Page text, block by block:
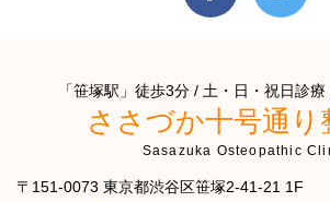
「笹塚駅」徒歩3分 / 土・日・祝日診
ささづか十号通り
Sasazuka Osteopathic
〒151-0073 東京都渋谷区笹塚2-41-21 1F